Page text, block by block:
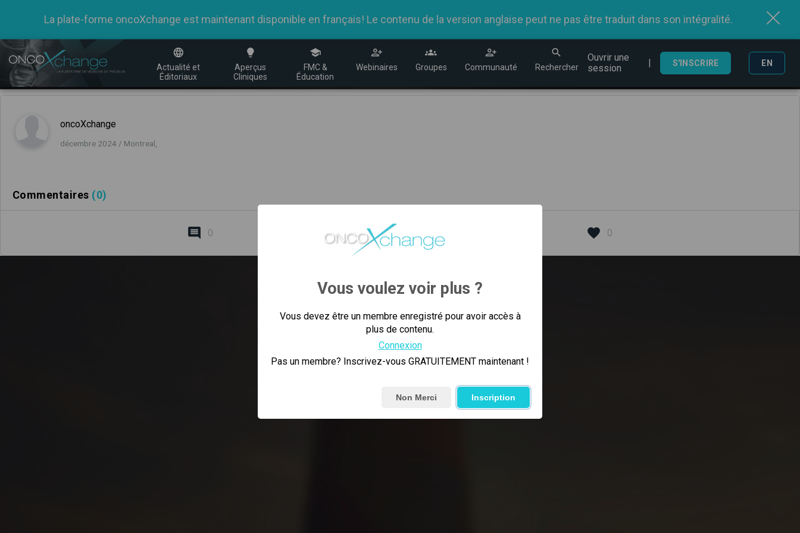
La plate-forme oncoXchange est maintenant disponible en français! Le contenu de la version anglaise peut ne pas être traduit dans son intégralité.
Actualité et
Éditoriaux
Aperçus
Cliniques
FMC &
Éducation
Webinaires Groupes Communauté Rechercher
Ouvrir une
session
| S'INSCRIRE EN
Rechercher
oncoXchange
décembre 2024 / Montreal,
Commentaires (0)
0 0
Vous voulez voir plus ?
Vous devez être un membre enregistré pour avoir accès à
plus de contenu.
Connexion
Pas un membre? Inscrivez-vous GRATUITEMENT maintenant !
Non Merci Inscription